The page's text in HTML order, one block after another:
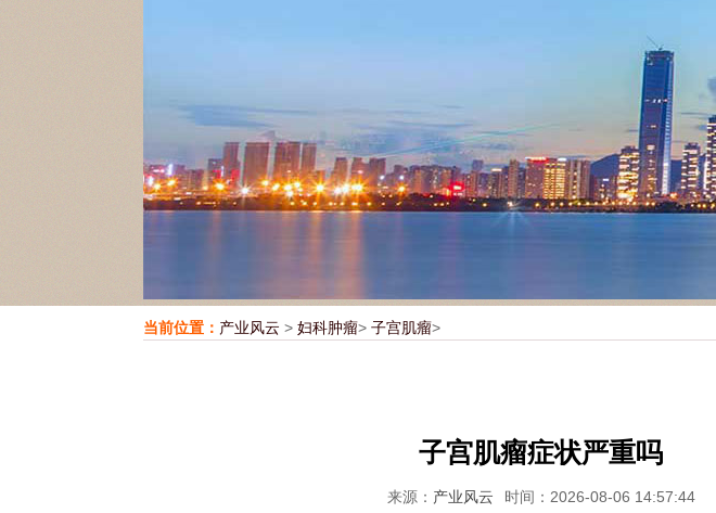
当前位置： 产业风云 > 妇科肿瘤> 子宫肌瘤>
子宫肌瘤症状严重吗
来源： 产业风云
时间：2026-08-06 14:57:44